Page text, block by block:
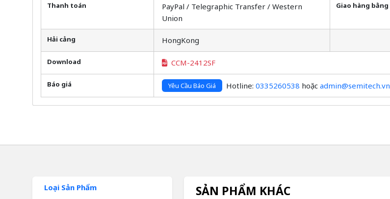
Thanh toán
PayPal / Telegraphic Transfer / Western
Union
Giao hàng bằng
Hải cảng HongKong
Download CCM-2412SF
Báo giá Yêu Cầu Báo Giá Hotline: 0335260538 hoặc admin@semitech.vn
SẢN PHẨM KHÁC
Loại Sản Phẩm